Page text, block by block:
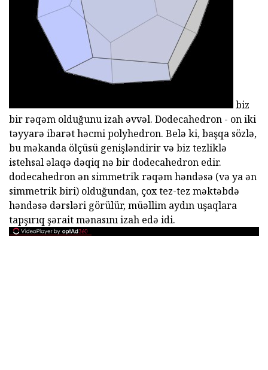
biz
bir rəqəm olduğunu izah əvvəl. Dodecahedron - on iki
təyyarə ibarət həcmi polyhedron. Belə ki, başqa sözlə,
bu məkanda ölçüsü genişləndirir və biz tezliklə
istehsal əlaqə dəqiq nə bir dodecahedron edir.
dodecahedron ən simmetrik rəqəm həndəsə (və ya ən
simmetrik biri) olduğundan, çox tez-tez məktəbdə
həndəsə dərsləri görülür, müəllim aydın uşaqlara
tapşırıq şərait mənasını izah edə idi.